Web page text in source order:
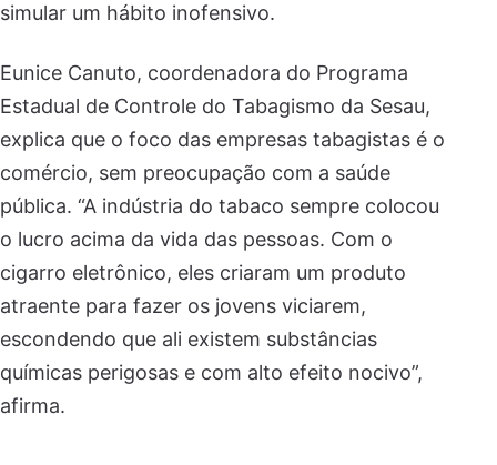
simular um hábito inofensivo.
Eunice Canuto, coordenadora do Programa
Estadual de Controle do Tabagismo da Sesau,
explica que o foco das empresas tabagistas é o
comércio, sem preocupação com a saúde
pública. “A indústria do tabaco sempre colocou
o lucro acima da vida das pessoas. Com o
cigarro eletrônico, eles criaram um produto
atraente para fazer os jovens viciarem,
escondendo que ali existem substâncias
químicas perigosas e com alto efeito nocivo”,
afirma.